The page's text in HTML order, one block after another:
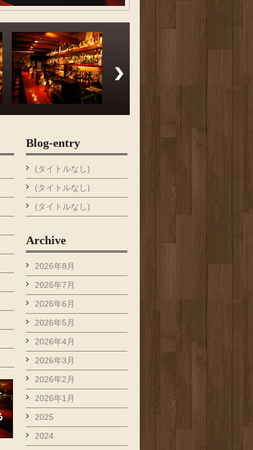
Blog-entry
(タイトルなし)
(タイトルなし)
(タイトルなし)
Archive
2026年8月
2026年7月
2026年6月
2026年5月
2026年4月
2026年3月
2026年2月
2026年1月
2025
2024